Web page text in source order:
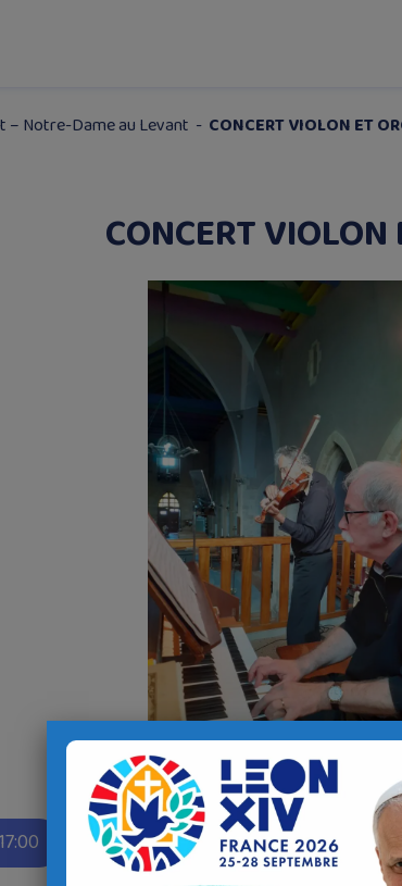
– Notre-Dame au Levant - CONCERT VIOLON ET
CONCERT VIOLON